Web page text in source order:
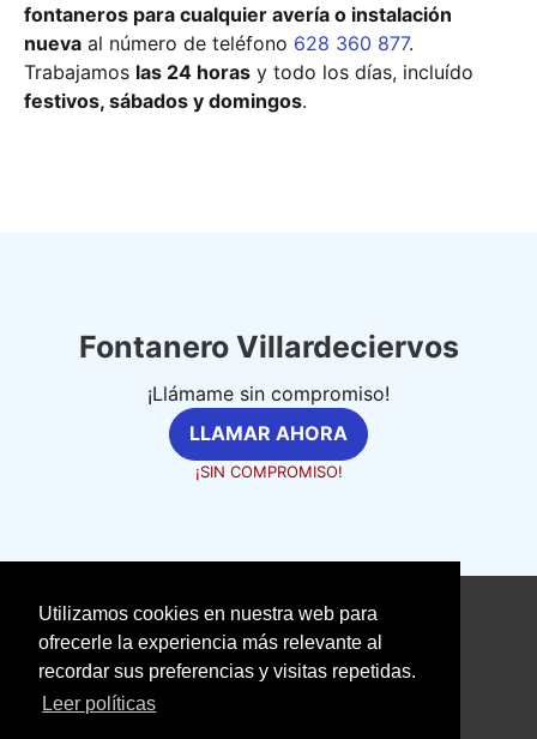
Utilizamos cookies en nuestra web para
ofrecerle la experiencia más relevante al
recordar sus preferencias y visitas repetidas.
Leer políticas
fontaneros para cualquier avería o instalación
nueva al número de teléfono 628 360 877.
Trabajamos las 24 horas y todo los días, incluído
festivos, sábados y domingos.
Fontanero Villardeciervos
¡Llámame sin compromiso!
LLAMAR AHORA
¡SIN COMPROMISO!
fontanerosexpertos.com
Aviso Legal